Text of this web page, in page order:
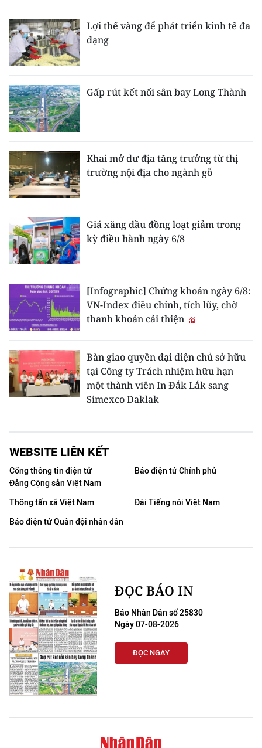
Lợi thế vàng để phát triển kinh tế đa
dạng
Gấp rút kết nối sân bay Long Thành
Khai mở dư địa tăng trưởng từ thị
trường nội địa cho ngành gỗ
Giá xăng dầu đồng loạt giảm trong
kỳ điều hành ngày 6/8
[Infographic] Chứng khoán ngày 6/8:
VN-Index điều chỉnh, tích lũy, chờ
thanh khoản cải thiện
Bàn giao quyền đại diện chủ sở hữu
tại Công ty Trách nhiệm hữu hạn
một thành viên In Đắk Lắk sang
Simexco Daklak
WEBSITE LIÊN KẾT
Cổng thông tin điện tử
Đảng Cộng sản Việt Nam
Báo điện tử Chính phủ
Thông tấn xã Việt Nam
Đài Tiếng nói Việt Nam
Báo điện tử Quân đội nhân dân
ĐỌC BÁO IN
Báo Nhân Dân số 25830
Ngày 07-08-2026
ĐỌC NGAY